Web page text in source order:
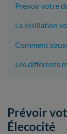
Prévoir votre
La résiliation
Comment
Les différents
Prévoir
Élecocité